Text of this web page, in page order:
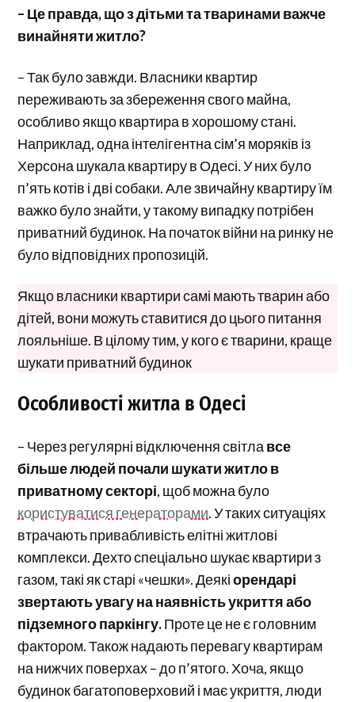
– Це правда, що з дітьми та тваринами важче
винайняти житло?
– Так було завжди. Власники квартир
переживають за збереження свого майна,
особливо якщо квартира в хорошому стані.
Наприклад, одна інтелігентна сім’я моряків із
Херсона шукала квартиру в Одесі. У них було
п’ять котів і дві собаки. Але звичайну квартиру їм
важко було знайти, у такому випадку потрібен
приватний будинок. На початок війни на ринку не
було відповідних пропозицій.
Якщо власники квартири самі мають тварин або
дітей, вони можуть ставитися до цього питання
лояльніше. В цілому тим, у кого є тварини, краще
шукати приватний будинок
Особливості житла в Одесі
– Через регулярні відключення світлавсе
більше людей почали шукати житло в
приватному секторі, щоб можна було
користуватися генераторами. У таких ситуаціях
втрачають привабливість елітні житлові
комплекси. Дехто спеціально шукає квартири з
газом, такі як старі «чешки». Деякіорендарі
звертають увагу на наявність укриття або
підземного паркінгу.Проте це не є головним
фактором. Також надають перевагу квартирам
на нижчих поверхах – до п’ятого. Хоча, якщо
будинок багатоповерховий і має укриття, люди